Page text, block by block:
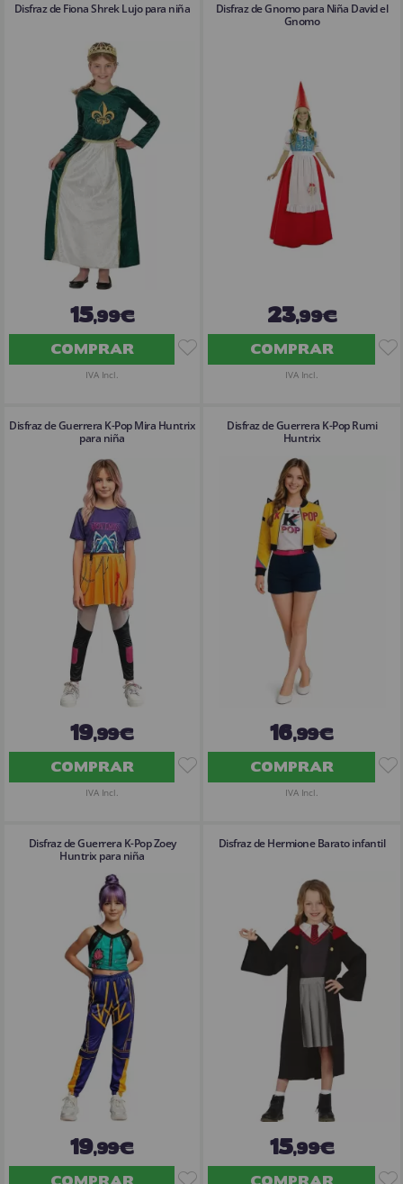
Disfraz de Fiona Shrek Lujo para niña
15,99€
COMPRAR
IVA Incl.
Disfraz de Gnomo para Niña David el
Gnomo
23,99€
COMPRAR
IVA Incl.
Disfraz de Guerrera K-Pop Mira Huntrix
para niña
19,99€
COMPRAR
IVA Incl.
Disfraz de Guerrera K-Pop Rumi
Huntrix
16,99€
COMPRAR
IVA Incl.
Disfraz de Guerrera K-Pop Zoey
Huntrix para niña
19,99€
COMPRAR
Disfraz de Hermione Barato infantil
15,99€
COMPRAR